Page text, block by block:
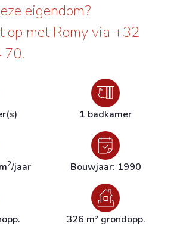
eigendom?
op met Romy via +32
70.
1 badkamer
2/jaar Bouwjaar: 1990
326 m² grondopp.